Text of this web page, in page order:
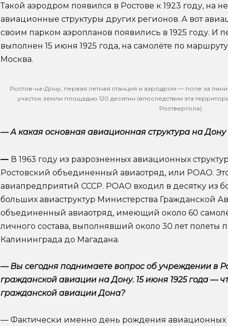
Такой аэродром появился в Ростове к 1923 году, на
авиационные структуры других регионов. А вот
своим парком аэропланов появились в 1925 году. И
выполнен 15 июня 1925 года, на самолёте по
Москва.
Ростов-на-Дону, первая летная станция и аэродром — поле за
участок земли площадью 120 десятин (впоследствии эта
Роствертола).
— А какая основная авиационная структура на
— В 1963 году из разрозненных авиационных
Ростовский объединенный авиаотряд, или РОАО.
авиапредприятий СССР. РОАО входил в десятку из
больших авиаструктур Министерства Гражданской
объединенный авиаотряд, имеющий около 60
личного состава, выполнявший около 30 лет полеты
Калининграда до Магадана.
— Вы сегодня поднимаете вопрос об учреждении в
гражданской авиации на Дону. 15 июня 1925 года —
гражданской авиации Дона?
— Фактически именно день рождения авиационных